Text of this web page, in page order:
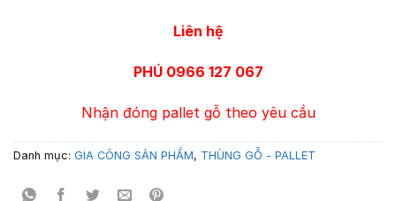
Liên hệ
PHÚ 0966 127 067
Nhận đóng pallet gỗ theo yêu cầu
Danh mục: GIA CÔNG SẢN PHẨM, THÙNG GỖ - PALLET